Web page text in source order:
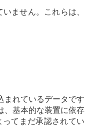
ません。これらは、
まれているデータです
、基本的な装置に依存
てまだ承認されてい